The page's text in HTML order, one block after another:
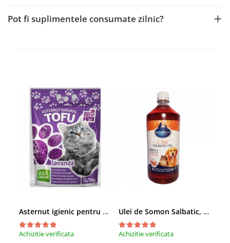
Pot fi suplimentele consumate zilnic?
Asternut igienic pentru pisici Tofu Lavanda, Mon Petit 5 l
Achizitie verificata
Ulei de Somon Salbatic, câini și pisici, piele si blană, BEST4PETS, 1l
Achizitie verificata